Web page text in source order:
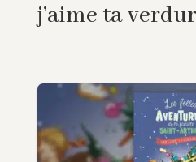
j’aime ta